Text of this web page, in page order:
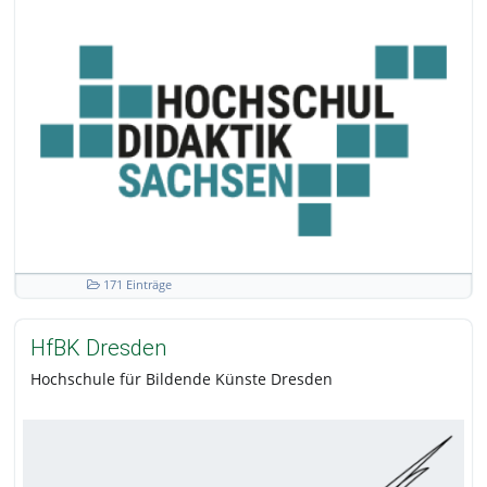
171 Einträge
HfBK Dresden
Hochschule für Bildende Künste Dresden